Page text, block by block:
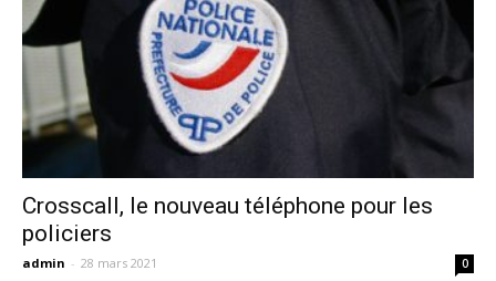
Crosscall, le nouveau téléphone pour les
policiers
admin - 28 mars 2021 0